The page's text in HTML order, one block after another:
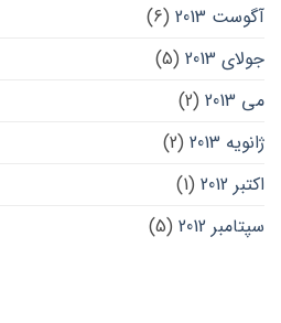
آگوست 2013
(6)
جولای 2013
(5)
می 2013
(2)
ژانویه 2013
(2)
اکتبر 2012
(1)
سپتامبر 2012
(5)